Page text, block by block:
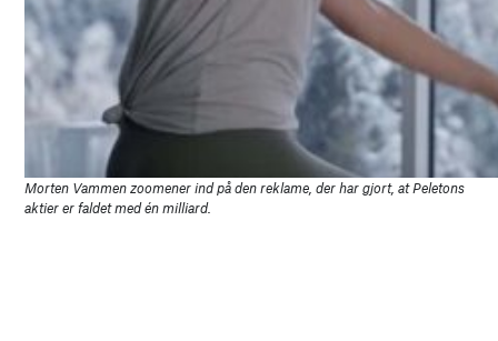
Morten Vammen zoomener ind på den reklame, der har gjort, at Peletons
aktier er faldet med én milliard.